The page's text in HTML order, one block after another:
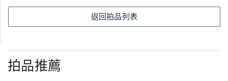
返回拍品列表
拍品推薦